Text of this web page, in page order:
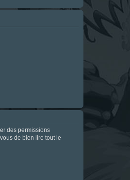
des permissions
de bien lire tout le